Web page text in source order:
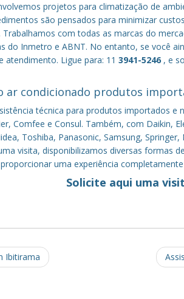
projetos para climatização de
são pensados para minimizar
Trabalhamos com todas as marcas do
do Inmetro e ABNT. No entanto, se você
atendimento. Ligue para: 113941-5246 , e
ar condicionado produtos
técnica para produtos importados e
Comfee e Consul. Também, com Daikin,
Toshiba, Panasonic, Samsung,
visita, disponibilizamos diversas formas
uma experiência
Solicite aqui uma
Ibitirama